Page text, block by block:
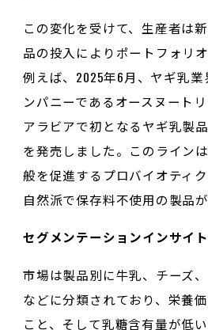
この変化を受けて、生産者は
品の投入によりポートフォリ
例えば、2025年6月、ヤギ乳
ンパニーであるオースヌート
アラビアで初となるヤギ乳製品
を発売しました。このライン
般を促進するプロバイオティ
自然派で保存料不使用の製品が
セグメンテーションインサイト
市場は製品別に牛乳、チーズ
などに分類されており、栄養
こと、そして乳糖含有量が低